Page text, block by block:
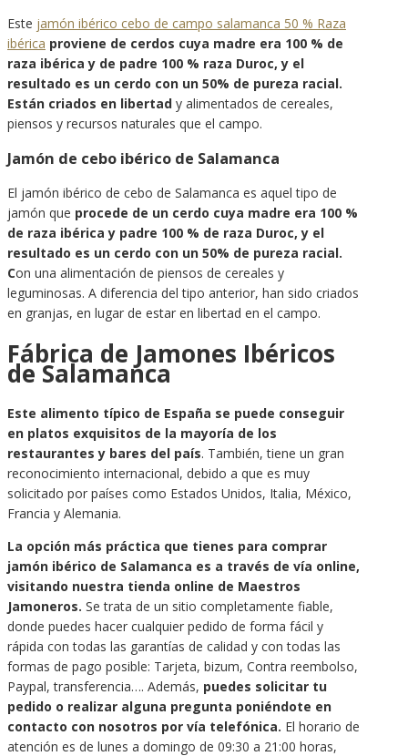
Este jamón ibérico cebo de campo salamanca 50 % Raza
ibérica proviene de cerdos cuya madre era 100 % de
raza ibérica y de padre 100 % raza Duroc, y el
resultado es un cerdo con un 50% de pureza racial.
Están criados en libertad y alimentados de cereales,
piensos y recursos naturales que el campo.
Jamón de cebo ibérico de Salamanca
El jamón ibérico de cebo de Salamanca es aquel tipo de
jamón que procede de un cerdo cuya madre era 100 %
de raza ibérica y padre 100 % de raza Duroc, y el
resultado es un cerdo con un 50% de pureza racial.
Con una alimentación de piensos de cereales y
leguminosas. A diferencia del tipo anterior, han sido criados
en granjas, en lugar de estar en libertad en el campo.
Fábrica de Jamones Ibéricos
de Salamanca
Este alimento típico de España se puede conseguir
en platos exquisitos de la mayoría de los
restaurantes y bares del país. También, tiene un gran
reconocimiento internacional, debido a que es muy
solicitado por países como Estados Unidos, Italia, México,
Francia y Alemania.
La opción más práctica que tienes para comprar
jamón ibérico de Salamanca es a través de vía online,
visitando nuestra tienda online de Maestros
Jamoneros. Se trata de un sitio completamente fiable,
donde puedes hacer cualquier pedido de forma fácil y
rápida con todas las garantías de calidad y con todas las
formas de pago posible: Tarjeta, bizum, Contra reembolso,
Paypal, transferencia…. Además, puedes solicitar tu
pedido o realizar alguna pregunta poniéndote en
contacto con nosotros por vía telefónica. El horario de
atención es de lunes a domingo de 09:30 a 21:00 horas,